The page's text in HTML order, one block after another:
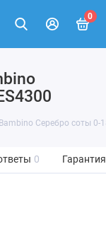
0
Серебро соты 0-
0 Гарантия